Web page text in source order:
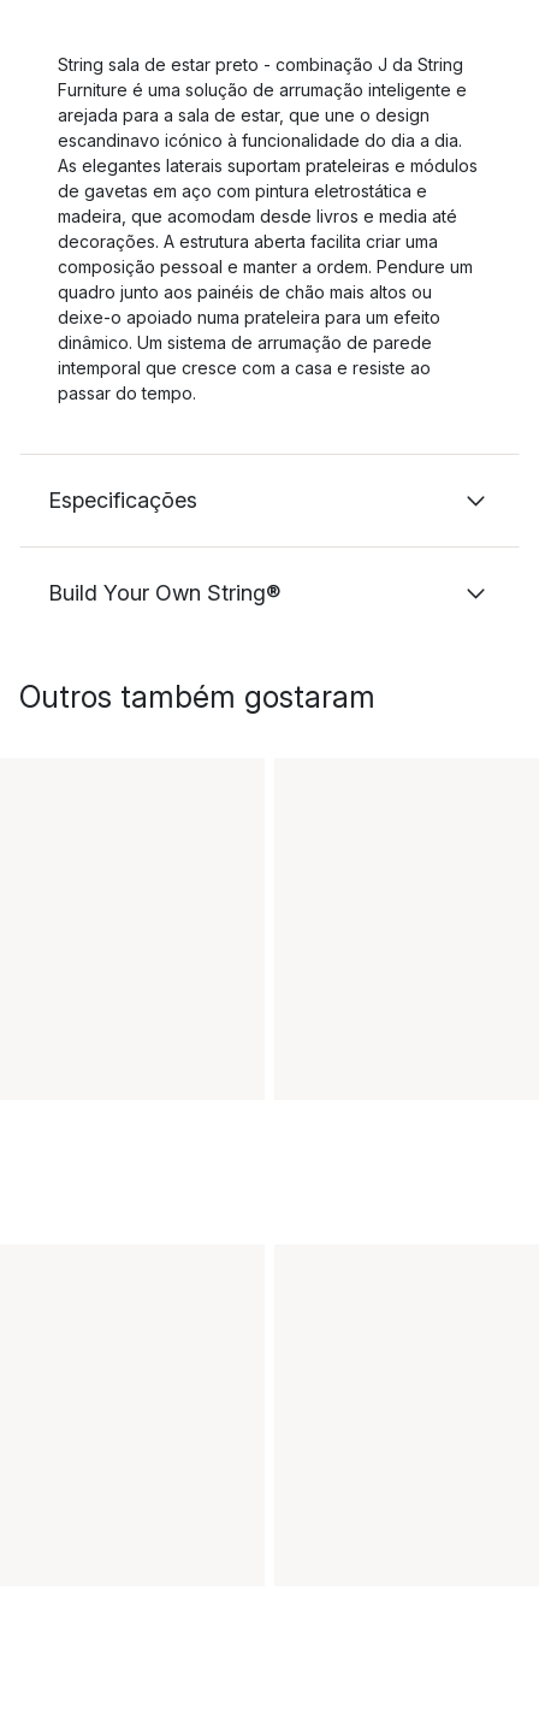
String sala de estar preto - combinação J da String
Furniture é uma solução de arrumação inteligente e
arejada para a sala de estar, que une o design
escandinavo icónico à funcionalidade do dia a dia.
As elegantes laterais suportam prateleiras e módulos
de gavetas em aço com pintura eletrostática e
madeira, que acomodam desde livros e media até
decorações. A estrutura aberta facilita criar uma
composição pessoal e manter a ordem. Pendure um
quadro junto aos painéis de chão mais altos ou
deixe-o apoiado numa prateleira para um efeito
dinâmico. Um sistema de arrumação de parede
intemporal que cresce com a casa e resiste ao
passar do tempo.
Especificações
Build Your Own String®
Outros também gostaram